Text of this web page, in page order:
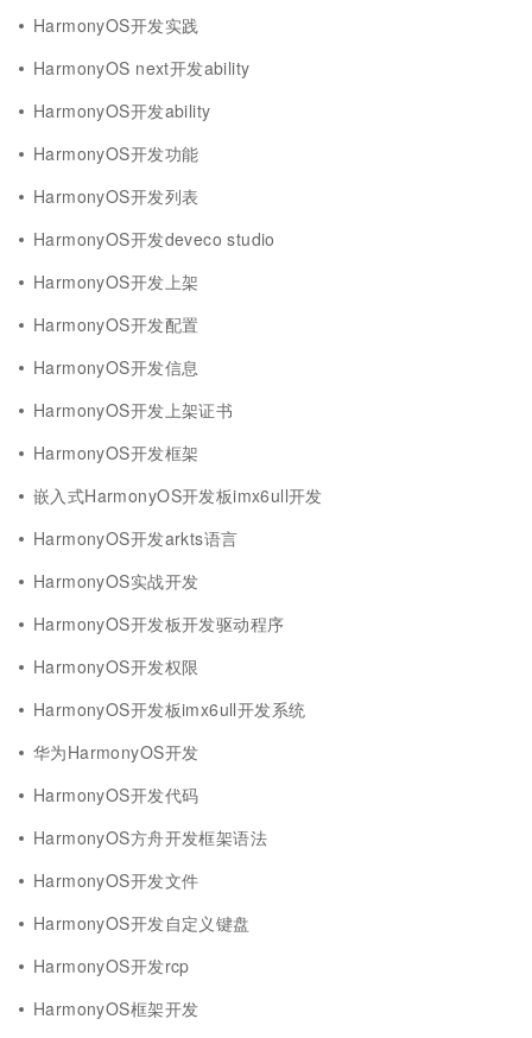
HarmonyOS开发实践
HarmonyOS next开发ability
HarmonyOS开发ability
HarmonyOS开发功能
HarmonyOS开发列表
HarmonyOS开发deveco studio
HarmonyOS开发上架
HarmonyOS开发配置
HarmonyOS开发信息
HarmonyOS开发上架证书
HarmonyOS开发框架
嵌入式HarmonyOS开发板imx6ull开发
HarmonyOS开发arkts语言
HarmonyOS实战开发
HarmonyOS开发板开发驱动程序
HarmonyOS开发权限
HarmonyOS开发板imx6ull开发系统
华为HarmonyOS开发
HarmonyOS开发代码
HarmonyOS方舟开发框架语法
HarmonyOS开发文件
HarmonyOS开发自定义键盘
HarmonyOS开发rcp
HarmonyOS框架开发